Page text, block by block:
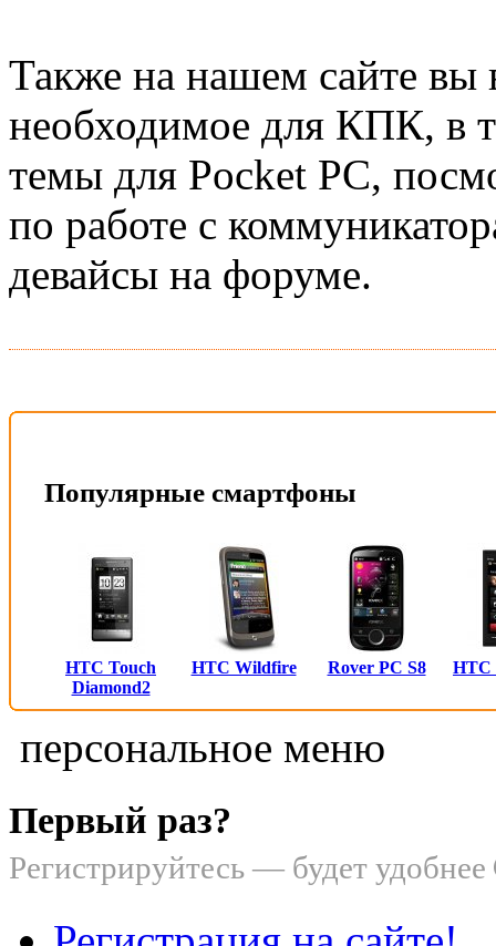
Также на нашем сайте вы
необходимое для КПК, в
темы для Pocket PC,
по работе с
девайсы на форуме.
Популярные смартфоны
HTC Touch
Diamond2
HTC Wildfire Rover PC S8 HTC
персональное меню
Первый раз?
Регистрируйтесь — будет удобнее